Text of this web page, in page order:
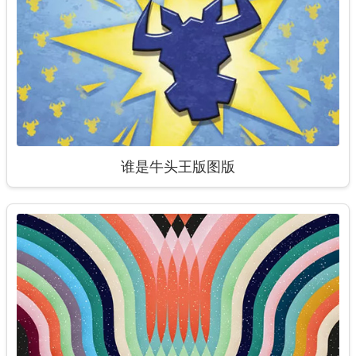
谁是牛头王版图版